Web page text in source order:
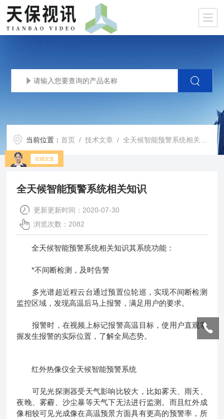
当前位置：首页 /技术文章 / 全天候智能预警系统相关知识
全天候智能预警系统相关知识
更新更新时间：2020-07-30
浏览次数：2082
全天候智能预警系统相关知识其系统功能：
*不间断检测，及时告警
多光谱超近程云台通过预置位轮巡，实现不间断检测
监控区域，发现高温后马上报警，满足用户的要求。
报警时，在视频上标记报警高温目标，使用户直观掌
握发生报警的实际位置，了解全局态势。
红外热像仪全天候智能预警系统
可见光探测器受天气影响比较大，比如雾天、雨天、
夜晚、雾霾、沙尘暴等天气下无法进行监测。而且红外成
像相较可见光成像在高温预景方面具有更高的预警率，所